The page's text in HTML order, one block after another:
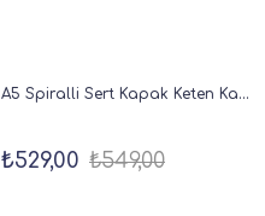
A5 Spiralli Sert Kapak Keten Kareli Tarihsiz Not Defteri Yeşil
₺529,00 ₺549,00